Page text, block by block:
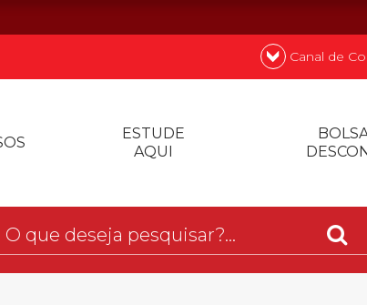
Desconto de
Canal de
ESTUDE
AQUI